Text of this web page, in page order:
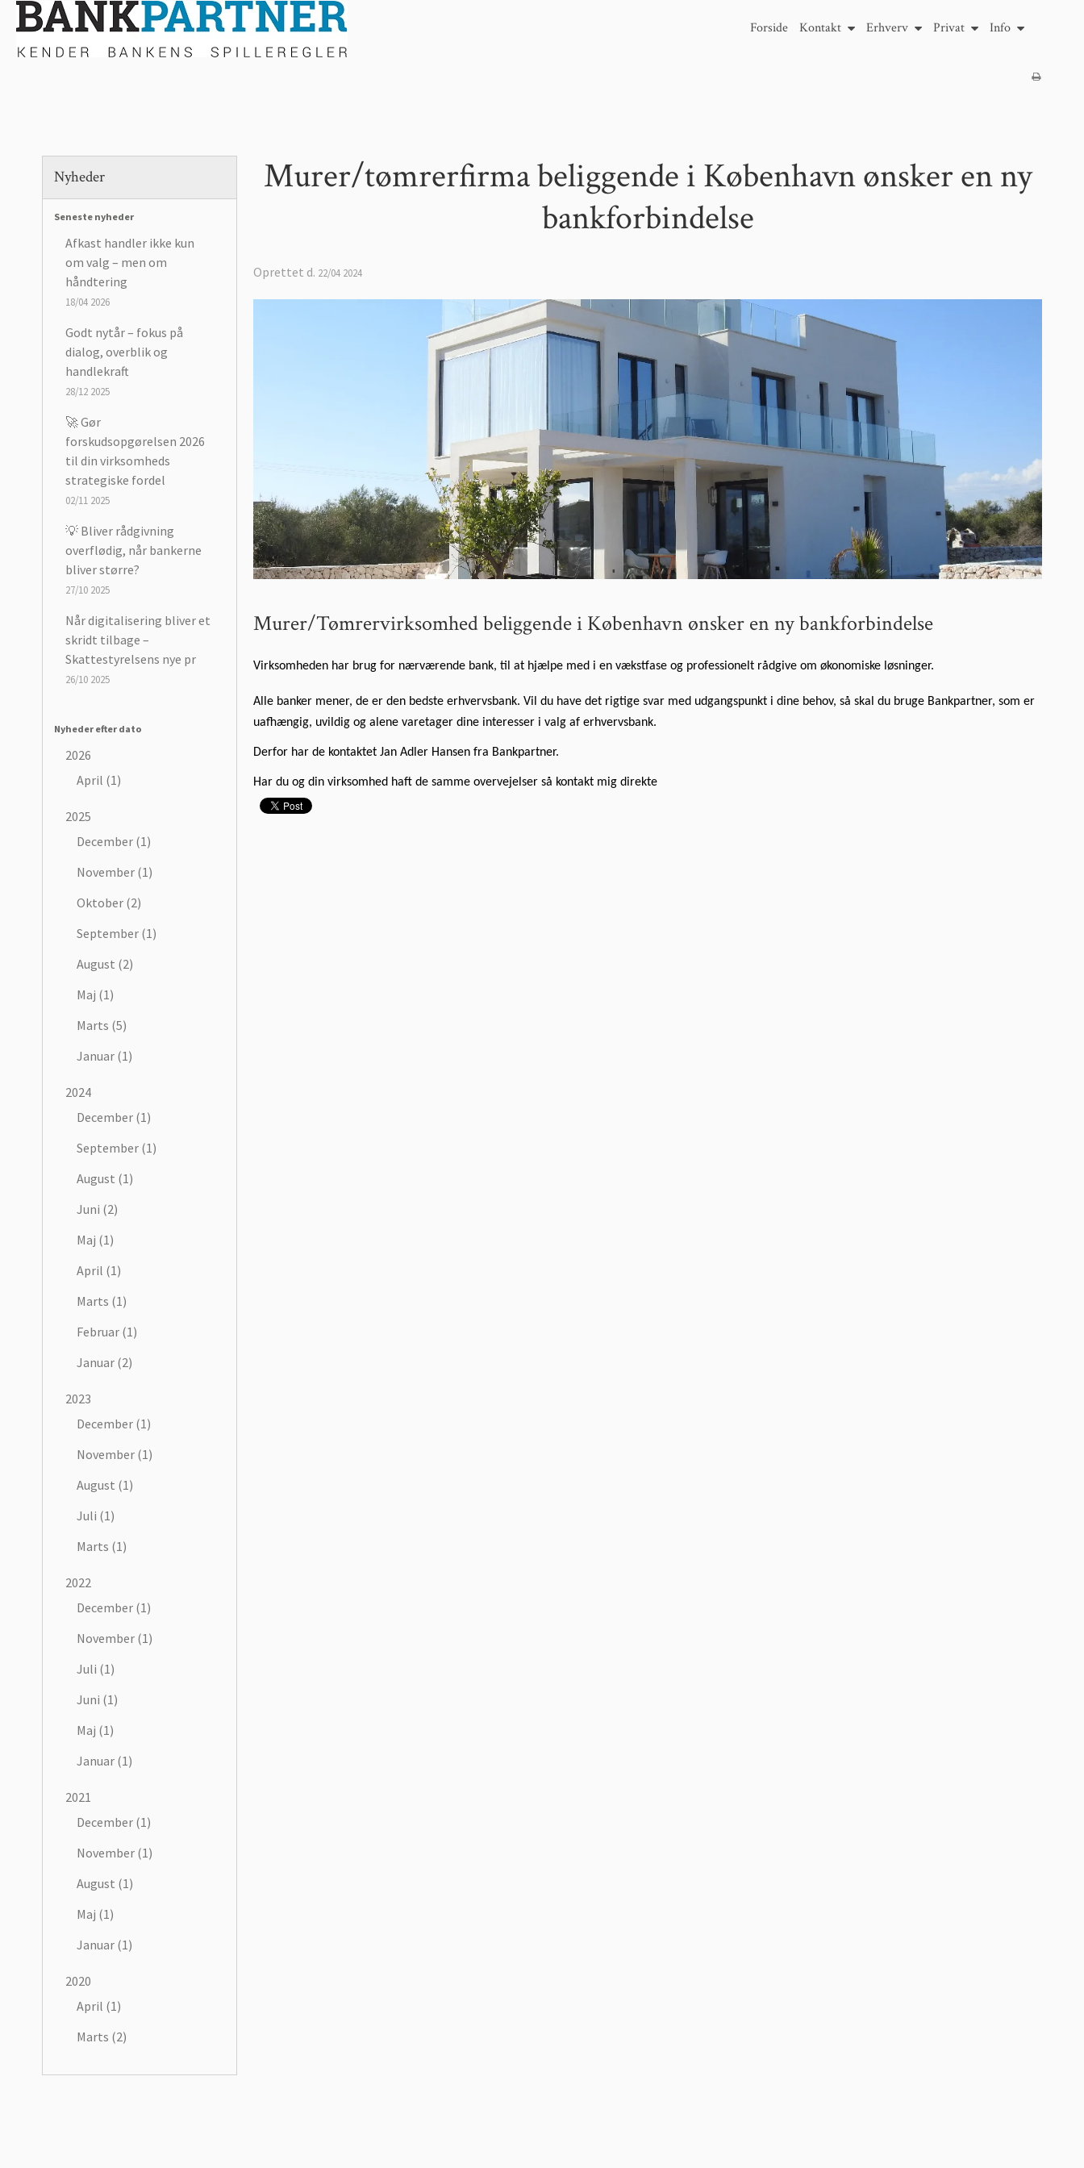
Forside Kontakt Erhverv Privat Info
Nyheder
Seneste nyheder
Afkast handler ikke kun
om valg – men om
håndtering
18/04 2026
Godt nytår – fokus på
dialog, overblik og
handlekraft
28/12 2025
🚀 Gør
forskudsopgørelsen 2026
til din virksomheds
strategiske fordel
02/11 2025
💡 Bliver rådgivning
overflødig, når bankerne
bliver større?
27/10 2025
Når digitalisering bliver et
skridt tilbage –
Skattestyrelsens nye pr
26/10 2025
Nyheder efter dato
2026
April (1)
2025
December (1)
November (1)
Oktober (2)
September (1)
August (2)
Maj (1)
Marts (5)
Januar (1)
2024
December (1)
September (1)
August (1)
Juni (2)
Maj (1)
April (1)
Marts (1)
Februar (1)
Januar (2)
2023
December (1)
November (1)
August (1)
Juli (1)
Marts (1)
2022
December (1)
November (1)
Juli (1)
Juni (1)
Maj (1)
Januar (1)
2021
December (1)
November (1)
August (1)
Maj (1)
Januar (1)
2020
April (1)
Marts (2)
Murer/tømrerfirma beliggende i København ønsker en ny
bankforbindelse
Oprettet d. 22/04 2024
Murer/Tømrervirksomhed beliggende i København ønsker en ny bankforbindelse
Virksomheden har brug for nærværende bank, til at hjælpe med i en vækstfase og professionelt rådgive om økonomiske løsninger.
Alle banker mener, de er den bedste erhvervsbank. Vil du have det rigtige svar med udgangspunkt i dine behov, så skal du bruge Bankpartner, som er
uafhængig, uvildig og alene varetager dine interesser i valg af erhvervsbank.
Derfor har de kontaktet Jan Adler Hansen fra Bankpartner.
Har du og din virksomhed haft de samme overvejelser så kontakt mig direkte